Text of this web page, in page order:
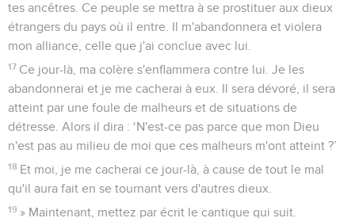
tes ancêtres. Ce peuple se mettra à se prostituer aux dieux
étrangers du pays où il entre. Il m'abandonnera et violera
mon alliance, celle que j'ai conclue avec lui.
17 Ce jour-là, ma colère s'enflammera contre lui. Je les
abandonnerai et je me cacherai à eux. Il sera dévoré, il sera
atteint par une foule de malheurs et de situations de
détresse. Alors il dira : ‘N'est-ce pas parce que mon Dieu
n'est pas au milieu de moi que ces malheurs m'ont atteint ?’
18 Et moi, je me cacherai ce jour-là, à cause de tout le mal
qu'il aura fait en se tournant vers d'autres dieux.
19 » Maintenant, mettez par écrit le cantique qui suit.